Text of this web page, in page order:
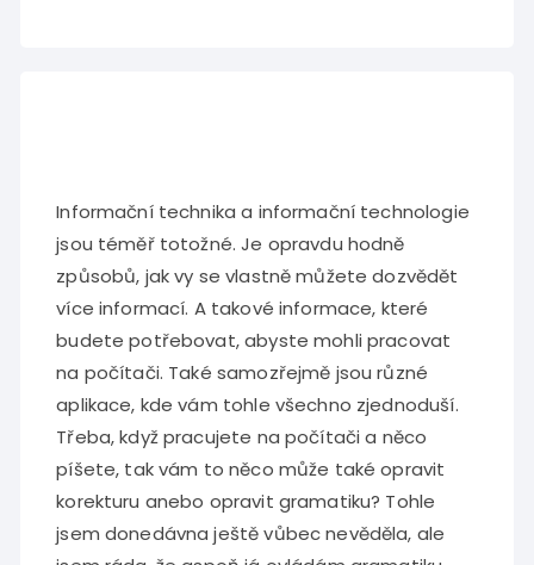
Informační technika a informační technologie
jsou téměř totožné. Je opravdu hodně
způsobů, jak vy se vlastně můžete dozvědět
více informací. A takové informace, které
budete potřebovat, abyste mohli pracovat
na počítači. Také samozřejmě jsou různé
aplikace, kde vám tohle všechno zjednoduší.
Třeba, když pracujete na počítači a něco
píšete, tak vám to něco může také opravit
korekturu anebo opravit gramatiku? Tohle
jsem donedávna ještě vůbec nevěděla, ale